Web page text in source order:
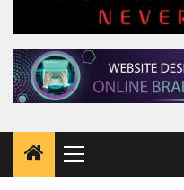
Primary
Menu